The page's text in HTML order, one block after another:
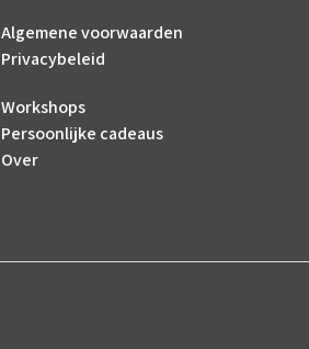
Algemene voorwaarden
Privacybeleid
Workshops
Persoonlijke cadeaus
Over